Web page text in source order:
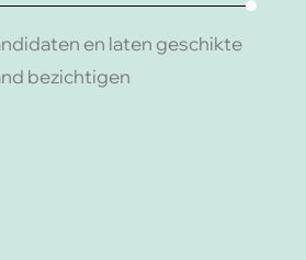
en laten geschikte
bezichtigen